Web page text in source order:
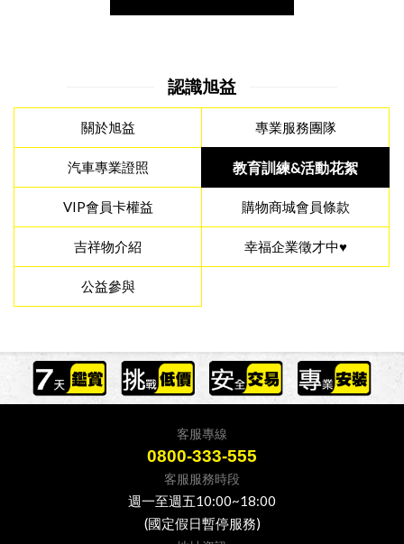
認識旭益
關於旭益 專業服務團隊
汽車專業證照 教育訓練&活動花絮
VIP會員卡權益 購物商城會員條款
吉祥物介紹 幸福企業徵才中♥
公益參與
客服專線
0800-333-555
客服服務時段
週一至週五10:00~18:00
(國定假日暫停服務)